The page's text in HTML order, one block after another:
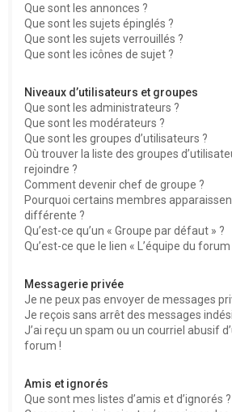
Que sont les annonces ?
Que sont les sujets épinglés ?
Que sont les sujets verrouillés ?
Que sont les icônes de sujet ?
Niveaux d’utilisateurs et groupes
Que sont les administrateurs ?
Que sont les modérateurs ?
Que sont les groupes d’utilisateurs ?
Où trouver la liste des groupes
rejoindre ?
Comment devenir chef de groupe ?
Pourquoi certains membres
différente ?
Qu’est-ce qu’un « Groupe par défaut » ?
Qu’est-ce que le lien « L’équipe du forum
Messagerie privée
Je ne peux pas envoyer de messages
Je reçois sans arrêt des messages
J’ai reçu un spam ou un courriel abusif
forum !
Amis et ignorés
Que sont mes listes d’amis et d’ignorés ?